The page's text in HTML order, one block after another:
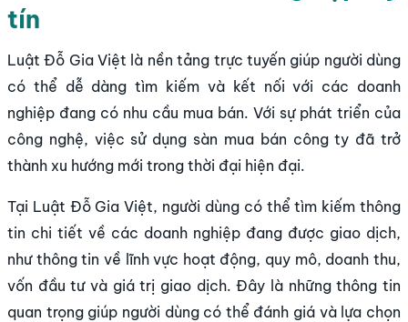
tín
Luật Đỗ Gia Việt là nền tảng trực tuyến giúp người dùng
có thể dễ dàng tìm kiếm và kết nối với các doanh
nghiệp đang có nhu cầu mua bán. Với sự phát triển của
công nghệ, việc sử dụng sàn mua bán công ty đã trở
thành xu hướng mới trong thời đại hiện đại.
Tại Luật Đỗ Gia Việt, người dùng có thể tìm kiếm thông
tin chi tiết về các doanh nghiệp đang được giao dịch,
như thông tin về lĩnh vực hoạt động, quy mô, doanh thu,
vốn đầu tư và giá trị giao dịch. Đây là những thông tin
quan trọng giúp người dùng có thể đánh giá và lựa chọn